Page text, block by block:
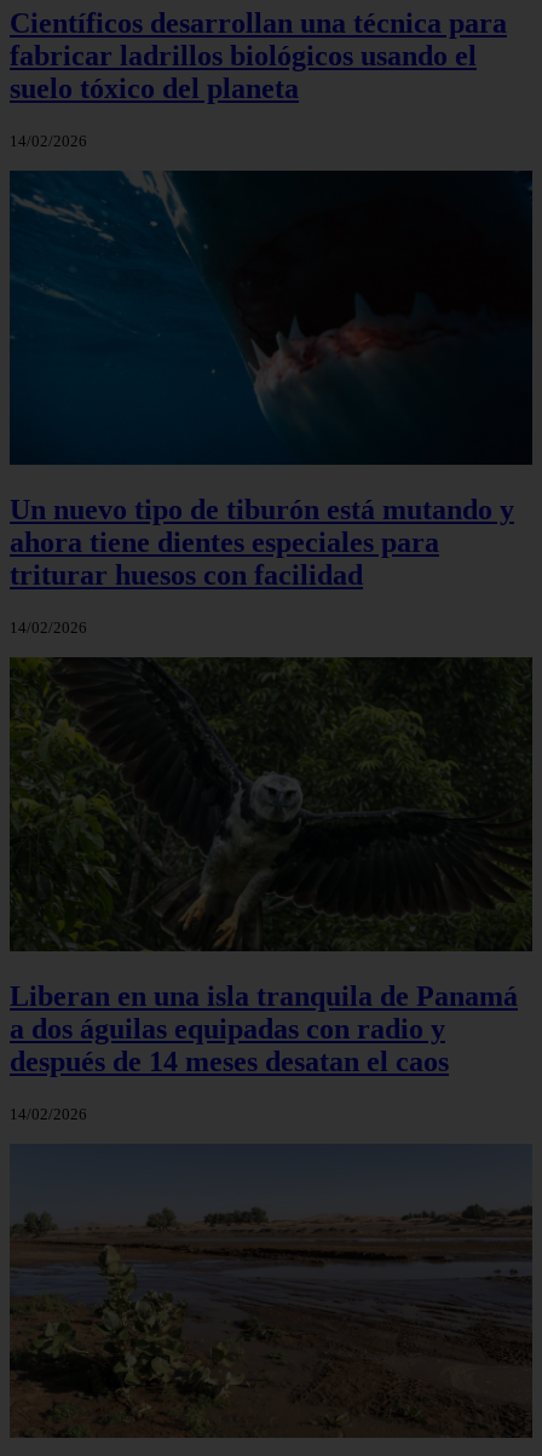
Científicos desarrollan una técnica para
fabricar ladrillos biológicos usando el
suelo tóxico del planeta
14/02/2026
Un nuevo tipo de tiburón está mutando y
ahora tiene dientes especiales para
triturar huesos con facilidad
14/02/2026
Liberan en una isla tranquila de Panamá
a dos águilas equipadas con radio y
después de 14 meses desatan el caos
14/02/2026